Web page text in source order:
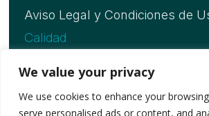
We value your privacy
We use cookies to enhance your
serve personalised ads or content, and
Aviso Legal y Condiciones de
Calidad
Certificado ISO 13485